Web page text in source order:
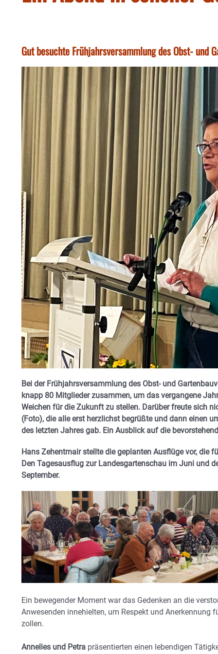
Gut besuchte Frühjahrsversammlung des Obst- und
Bei der Frühjahrsversammlung des Obst- und
knapp 80 Mitglieder zusammen, um das vergangene
Weichen für die Zukunft zu stellen. Darüber freute sich
(Foto), die alle erst herzlichst begrüßte und dann einen
des letzten Jahres gab. Ein Ausblick auf die
Hans Zehentmair stellte die geplanten Ausflüge vor, die
Den Tagesausflug zur Landesgartenschau im Juni und
September.
Ein bewegender Moment war das Gedenken an die
Anwesenden innehielten, um Respekt und Anerkennung
zollen.
Annelies und Petra präsentierten einen lebendigen